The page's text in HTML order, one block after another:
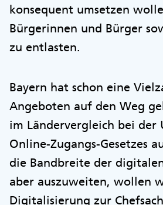
konsequent umsetzen
Bürgerinnen und Bürger
zu entlasten.
Bayern hat schon eine
Angeboten auf den Weg
im Ländervergleich bei der
Online-Zugangs-Gesetzes
die Bandbreite der
aber auszuweiten, wollen
Digitalisierung zur